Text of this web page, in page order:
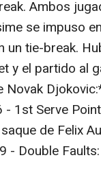
Ambos
se impuso
un tie-break.
y el partido al
1st Serve
de Felix
- Double